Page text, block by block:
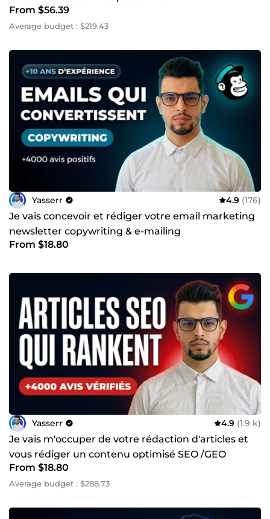
From $56.39
Average budget : $219.43
Yasserr 4.9 (176)
Je vais concevoir et rédiger votre email marketing
newsletter copywriting & e-mailing
From $18.80
Yasserr 4.9 (1.9 k)
Je vais m'occuper de votre rédaction d'articles et
vous rédiger un contenu optimisé SEO /GEO
From $18.80
Average budget : $288.73